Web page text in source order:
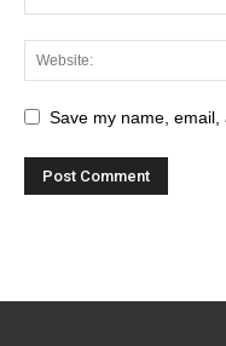
Save my name,